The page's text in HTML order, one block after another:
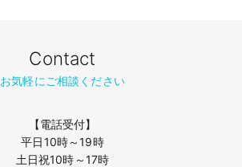
Contact
お気軽にご相談ください
【電話受付】
平日10時～19時
土日祝10時～17時